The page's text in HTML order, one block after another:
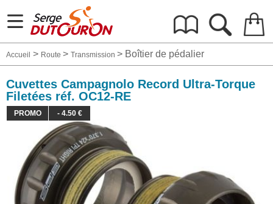
Atelier
Vêtements
Nutrition
Électronique
Nos Marques
Accueil > Route > Transmission > Boîtier de pédalier
Cuvettes Campagnolo Record Ultra-Torque
Filetées réf. OC12-RE
PROMO - 4.50 €